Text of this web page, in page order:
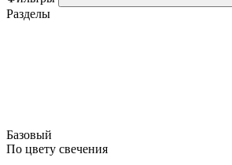
Разделы
Базовый
По цвету свечения